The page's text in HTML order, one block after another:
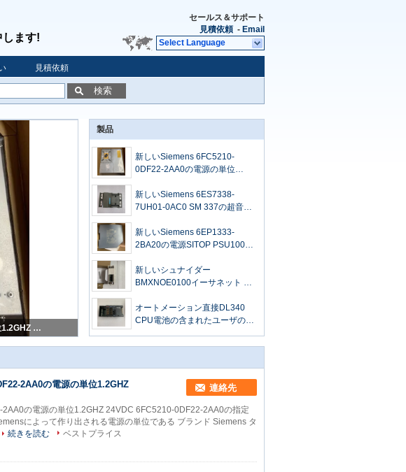
ます!
セールス＆サポート
見積依頼 - Email
Select Language
見積依頼
検索
新しいSiemens 6FC5210-0DF22-2AA0の電源の単位1.2GHZ 24VDC
製品
新しいSiemens 6FC5210-
0DF22-2AA0の電源の単位
新しいSiemens 6ES7338-
7UH01-0AC0 SM 337の超音波
ェイス
新しいSiemens 6EP1333-
2BA20の電源SITOP PSU100S
新しいシュナイダー
BMXNOE0100イーサネット モ
IP20
オートメーション直接DL340
CPU電池の含まれたユーザのデ
2AA0の電源の単位1.2GHZ
連絡先
の電源の単位1.2GHZ 24VDC 6FC5210-0DF22-2AA0の指定
によって作り出される電源の単位である ブランド Siemens タ
続きを読む
ベストプライス